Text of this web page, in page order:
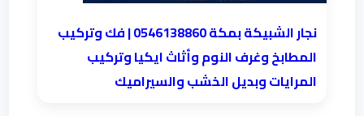
نجار الشبيكة بمكة 0546138860⁩ | فك وتركيب
المطابخ وغرف النوم وأثاث ايكيا وتركيب
المرايات وبديل الخشب والسيراميك